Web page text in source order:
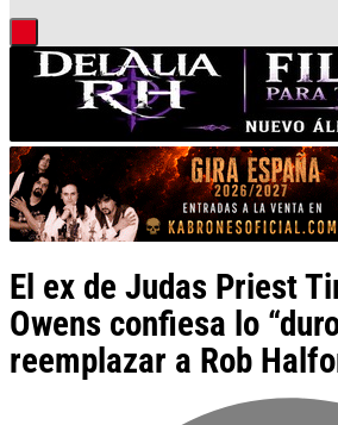
El ex de Judas Priest
Owens confiesa lo
reemplazar a Rob